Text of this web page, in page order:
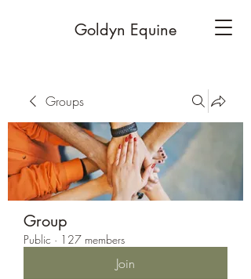
Goldyn Equine
Groups
Group
Public · 127 members
Join